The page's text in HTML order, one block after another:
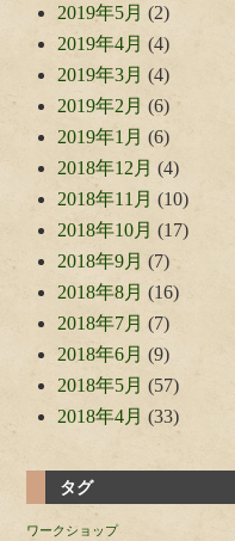
2019年5月 (2)
2019年4月 (4)
2019年3月 (4)
2019年2月 (6)
2019年1月 (6)
2018年12月 (4)
2018年11月 (10)
2018年10月 (17)
2018年9月 (7)
2018年8月 (16)
2018年7月 (7)
2018年6月 (9)
2018年5月 (57)
2018年4月 (33)
タグ
ワークショップ